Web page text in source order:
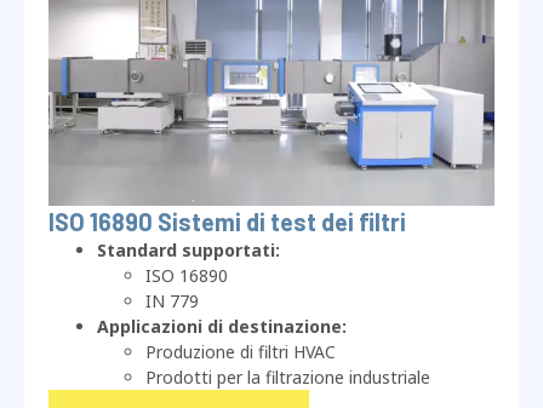
ISO 16890 Sistemi di test dei filtri
Standard supportati:
ISO 16890
IN 779
Applicazioni di destinazione:
Produzione di filtri HVAC
Prodotti per la filtrazione industriale